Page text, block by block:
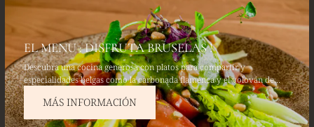
EL MENU : DISFRUTA BRUSELAS !
Descubra una cocina generosa con platos para compartir y
especialidades belgas como la carbonada flamenca y el volován de
pollo de corral. Disfrute de entrantes frescos como el tártaro de
aguacate y salmón fresco, y termine con un fondant de chocolate
belga.
MÁS INFORMACIÓN